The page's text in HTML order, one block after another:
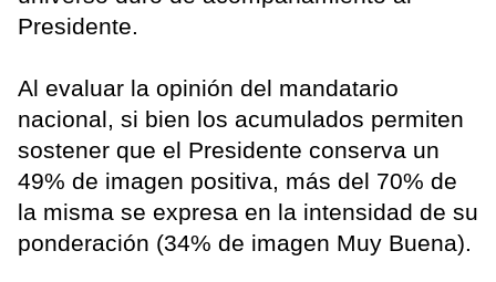
Presidente.
Al evaluar la opinión del mandatario
nacional, si bien los acumulados permiten
sostener que el Presidente conserva un
49% de imagen positiva, más del 70% de
la misma se expresa en la intensidad de su
ponderación (34% de imagen Muy Buena).